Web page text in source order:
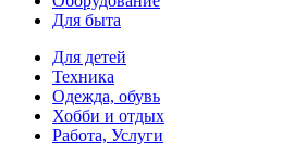
Для быта
Для детей
Техника
Одежда, обувь
Хобби и отдых
Работа, Услуги